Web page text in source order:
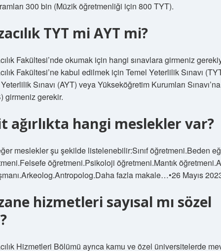
300 bin (Müzik öğretmenliği için 800 TYT).
TYT mi AYT mi?
Fakültesi’nde okumak için hangi sınavlara girmeniz
Fakültesi’ne kabul edilmek için Temel Yeterlilik Sınavı
Sınavı (AYT) veya Yükseköğretim Kurumları Sınavı’na
girmeniz gerekir.
ağırlıkta hangi meslekler var?
meslekler şu şekilde listelenebilir:Sınıf öğretmeni.Beden
öğretmeni.Psikoloji öğretmeni.Mantık
fazla makale…•26 Mayıs
hizmetleri sayısal mı sözel
Hizmetleri Bölümü ayrıca kamu ve özel üniversitelerde